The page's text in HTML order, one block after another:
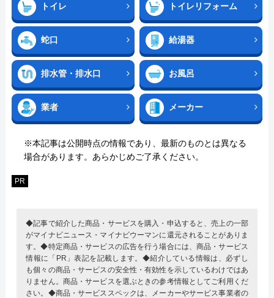
トイレ トイレリフォーム
蛇口 給湯器
排水管・排水口 お風呂
業者 メーカー
※本記事は公開時点の情報であり、最新のものとは異なる
場合があります。あらかじめご了承ください。
PR
◆記事で紹介した商品・サービスを購入・申込すると、売上の一部
がマイナビニュース・マイナビウーマンに還元されることがありま
す。◆特定商品・サービスの広告を行う場合には、商品・サービス
情報に「PR」表記を記載します。◆紹介している情報は、必ずし
も個々の商品・サービスの安全性・有効性を示しているわけではあ
りません。商品・サービスを選ぶときの参考情報としてご利用くだ
さい。◆商品・サービススペックは、メーカーやサービス事業者の